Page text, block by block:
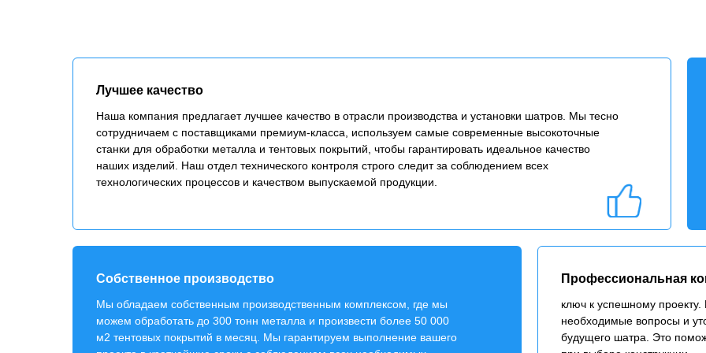
Лучшее качество
Наша компания предлагает лучшее качество в отрасли производства и установки шатров. Мы тесно
сотрудничаем с поставщиками премиум-класса, используем самые современные высокоточные
станки для обработки металла и тентовых покрытий, чтобы гарантировать идеальное качество
наших изделий. Наш отдел технического контроля строго следит за соблюдением всех
технологических процессов и качеством выпускаемой продукции.
Собственное производство
Мы обладаем собственным производственным комплексом, где мы
можем обработать до 300 тонн металла и произвести более 50 000
м2 тентовых покрытий в месяц. Мы гарантируем выполнение вашего
Профессиональная
ключ к успешному
необходимые вопросы и
будущего шатра. Это